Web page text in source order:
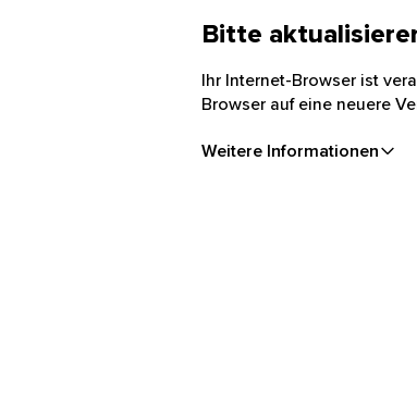
Bitte
Ihr Internet-Browser ist
Browser auf eine neuere
Weitere Informationen